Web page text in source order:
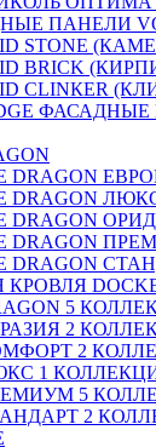
ПАНЕЛИ
STONE
BRICK
CLINКER
ФАСАДНЫЕ
DRAGON
DRAGON
DRAGON
DRAGON
DRAGON
5
2
2
1
5
2